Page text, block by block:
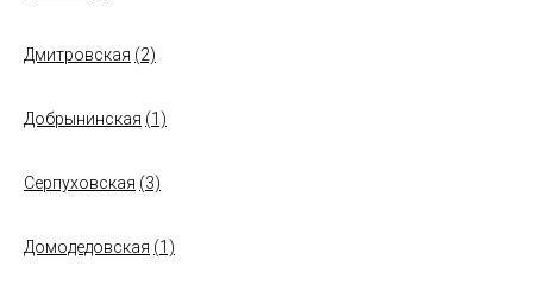
Дмитровская (2)
Добрынинская (1)
Серпуховская (3)
Домодедовская (1)